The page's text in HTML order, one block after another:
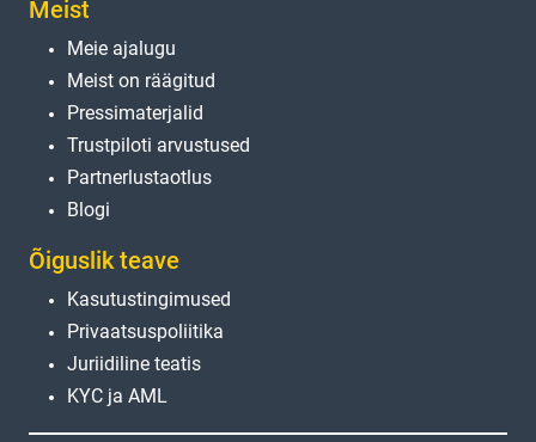
Meist
Meie ajalugu
Meist on räägitud
Pressimaterjalid
Trustpiloti arvustused
Partnerlustaotlus
Blogi
Õiguslik teave
Kasutustingimused
Privaatsuspoliitika
Juriidiline teatis
KYC ja AML